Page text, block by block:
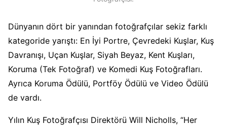
Dünyanın dört bir yanından fotoğrafçılar sekiz farklı
kategoride yarıştı: En İyi Portre, Çevredeki Kuşlar, Kuş
Davranışı, Uçan Kuşlar, Siyah Beyaz, Kent Kuşları,
Koruma (Tek Fotoğraf) ve Komedi Kuş Fotoğrafları.
Ayrıca Koruma Ödülü, Portföy Ödülü ve Video Ödülü
de vardı.
Yılın Kuş Fotoğrafçısı Direktörü Will Nicholls, “Her